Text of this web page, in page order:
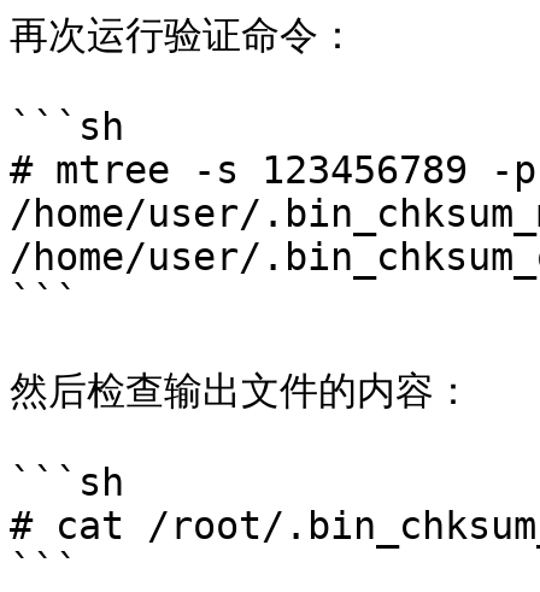
再次运行验证命令：
```sh
# mtree -s 123456789
/home/user/
/home/user/
```
然后检查输出文件的内容：
```sh
# cat /root/
```